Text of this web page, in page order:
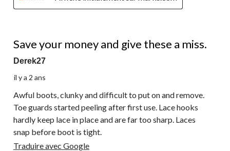
Save your money and give these a miss.
Derek27
il y a 2 ans
Awful boots, clunky and difficult to put on and remove.
Toe guards started peeling after first use. Lace hooks
hardly keep lace in place and are far too sharp. Laces
snap before boot is tight.
Traduire avec Google